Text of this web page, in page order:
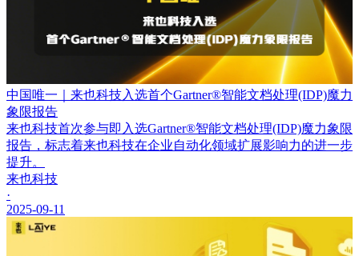
中国唯一｜来也科技入选首个Gartner®智能文档处理(IDP)魔力
象限报告
来也科技首次参与即入选Gartner®智能文档处理(IDP)魔力象限
报告，标志着来也科技在企业自动化领域扩展影响力的进一步
提升。
来也科技
·
2025-09-11